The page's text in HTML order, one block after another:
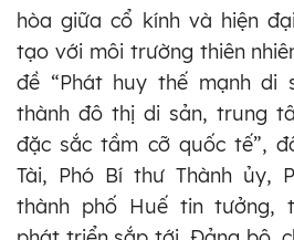
hòa giữa cổ kính và hiện
tạo với môi trường thiên
đề “Phát huy thế mạnh di
thành đô thị di sản, trung
đặc sắc tầm cỡ quốc tế”,
Tài, Phó Bí thư Thành ủy,
thành phố Huế tin tưởng,